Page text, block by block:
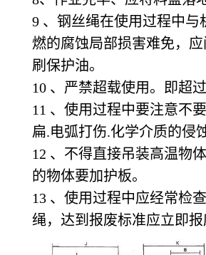
9 、钢丝绳在使用过程中与
燃的腐蚀局部损害难免，
刷保护油。
10 、严禁超载使用。即超
11 、使用过程中要注意不
扁.电弧打伤.化学介质的侵蚀
12 、不得直接吊装高温物
的物体要加护板。
13 、使用过程中应经常检
绳，达到报废标准应立即报